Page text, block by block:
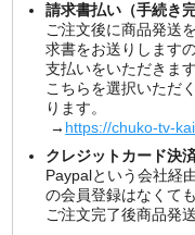
請求書払い（手続き
ご注文後に商品発送
求書をお送りします
支払いをいただきます
こちらを選択いただ
ります。
→ https://chuko-tv-
クレジットカード決
Paypalという会社経
の会員登録はなくて
ご注文完了後商品発